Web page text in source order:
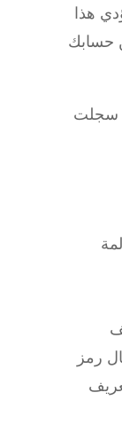
هذا
حسابك
سجلت
رمز